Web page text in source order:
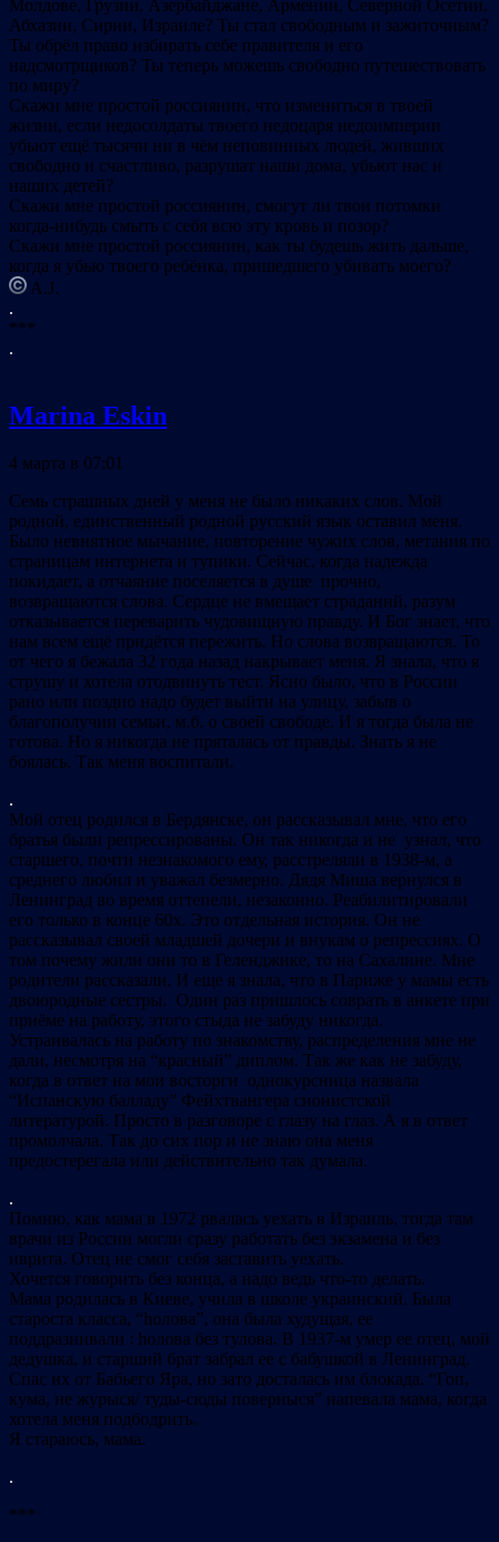
Молдове, Грузии, Азербайджане, Армении, Северной Осетии,
Абхазии, Сирии, Израиле? Ты стал свободным и зажиточным?
Ты обрёл право избирать себе правителя и его
надсмотрщиков? Ты теперь можешь свободно путешествовать
по миру?
Скажи мне простой россиянин, что измениться в твоей
жизни, если недосолдаты твоего недоцаря недоимперии
убьют ещё тысячи ни в чём неповинных людей, живших
свободно и счастливо, разрушат наши дома, убьют нас и
наших детей?
Скажи мне простой россиянин, смогут ли твои потомки
когда-нибудь смыть с себя всю эту кровь и позор?
Скажи мне простой россиянин, как ты будешь жить дальше,
когда я убью твоего ребёнка, пришедшего убивать моего?
A.J.
.
***
.
Marina Eskin
4 марта в 07:01
Семь страшных дней у меня не было никаких слов. Мой
родной, единственный родной русский язык оставил меня.
Было невнятное мычание, повторение чужих слов, метания по
страницам интернета и тупики. Сейчас, когда надежда
покидает, а отчаяние поселяется в душе прочно,
возвращаются слова. Сердце не вмещает страданий, разум
отказывается переварить чудовищную правду. И Бог знает, что
нам всем ещё придётся пережить. Но слова возвращаются. То
от чего я бежала 32 года назад накрывает меня. Я знала, что я
струшу и хотела отодвинуть тест. Ясно было, что в России
рано или поздно надо будет выйти на улицу, забыв о
благополучии семьи, м.б. о своей свободе. И я тогда была не
готова. Но я никогда не пряталась от правды. Знать я не
боялась. Так меня воспитали.
.
Мой отец родился в Бердянске, он рассказывал мне, что его
братья были репрессированы. Он так никогда и не узнал, что
старшего, почти незнакомого ему, расстреляли в 1938-м, а
среднего любил и уважал безмерно. Дядя Миша вернулся в
Ленинград во время оттепели, незаконно. Реабилитировали
его только в конце 60х. Это отдельная история. Он не
рассказывал своей младшей дочери и внукам о репрессиях. О
том почему жили они то в Геленджике, то на Сахалине. Мне
родители рассказали. И еще я знала, что в Париже у мамы есть
двоюродные сестры. Один раз пришлось соврать в анкете при
приёме на работу, этого стыда не забуду никогда.
Устраивалась на работу по знакомству, распределения мне не
дали, несмотря на “красный” диплом. Так же как не забуду,
когда в ответ на мои восторги однокурсница назвала
“Испанскую балладу” Фейхтвангера сионистской
литературой. Просто в разговоре с глазу на глаз. А я в ответ
промолчала. Так до сих пор и не знаю она меня
предостерегала или действительно так думала.
.
Помню, как мама в 1972 рвалась уехать в Израиль, тогда там
врачи из России могли сразу работать без экзамена и без
иврита. Отец не смог себя заставить уехать.
Хочется говорить без конца, а надо ведь что-то делать.
Мама родилась в Киеве, учила в школе украинский. Была
староста класса, “hолова”, она была худущая, ее
поддразнивали : hолова без тулова. В 1937-м умер ее отец, мой
дедушка, и старший брат забрал ее с бабушкой в Ленинград.
Спас их от Бабьего Яра, но зато досталась им блокада. “Гоп,
кума, не журыся/ туды-сюды поверныся” напевала мама, когда
хотела меня подбодрить.
Я стараюсь, мама.
.
***